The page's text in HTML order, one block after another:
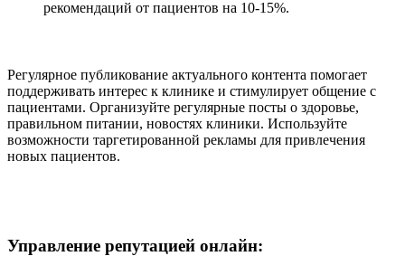
рекомендаций от пациентов на 10-15%.
Регулярное публикование актуального контента помогает
поддерживать интерес к клинике и стимулирует общение с
пациентами. Организуйте регулярные посты о здоровье,
правильном питании, новостях клиники. Используйте
возможности таргетированной рекламы для привлечения
новых пациентов.
Управление репутацией онлайн: